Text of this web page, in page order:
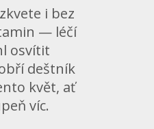
i bez
— léčí
osvítit
deštník
květ, ať
víc.